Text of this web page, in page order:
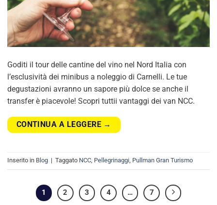
Goditi il tour delle cantine del vino nel Nord Italia con
l’esclusività dei minibus a noleggio di Carnelli. Le tue
degustazioni avranno un sapore più dolce se anche il
transfer è piacevole! Scopri tuttii vantaggi dei van NCC.
CONTINUA A LEGGERE →
Inserito in Blog | Taggato NCC, Pellegrinaggi, Pullman Gran Turismo
1 2 3 4 … 7